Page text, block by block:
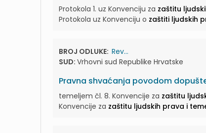
Protokola 1. uz Konvenciju za zaštitu
Protokola uz Konvenciju o zaštiti ljudskih
BROJ ODLUKE: Rev...
SUD: Vrhovni sud Republike Hrvatske
Pravna shvaćanja povodom
temeljem čl. 8. Konvencije za zaštitu
Konvencije za zaštitu ljudskih prava i